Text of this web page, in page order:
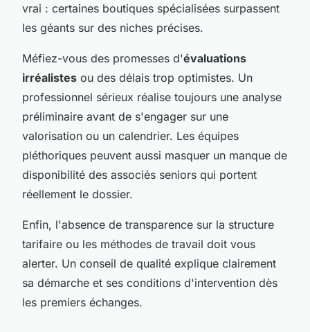
vrai : certaines boutiques spécialisées surpassent
les géants sur des niches précises.
Méfiez-vous des promesses d'évaluations
irréalistes ou des délais trop optimistes. Un
professionnel sérieux réalise toujours une analyse
préliminaire avant de s'engager sur une
valorisation ou un calendrier. Les équipes
pléthoriques peuvent aussi masquer un manque de
disponibilité des associés seniors qui portent
réellement le dossier.
Enfin, l'absence de transparence sur la structure
tarifaire ou les méthodes de travail doit vous
alerter. Un conseil de qualité explique clairement
sa démarche et ses conditions d'intervention dès
les premiers échanges.